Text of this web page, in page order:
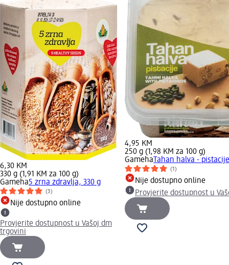
6,30 KM
330 g (1,91 KM za 100 g)
Gameha5 zrna zdravlja, 330 g
(3)
Nije dostupno online
Provjerite dostupnost u Vašoj dm
trgovini
4,95 KM
250 g (1,98 KM za 100 g)
Gameha Tahan halva -
(1)
Nije dostupno online
Provjerite dostupnost u